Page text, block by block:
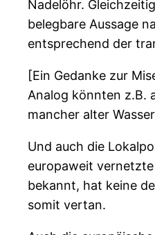
Nadelöhr.
belegbare Aussage
entsprechend der
[Ein Gedanke zur
Analog könnten z.B.
mancher alter
Und auch die
europaweit
bekannt, hat keine
somit vertan.